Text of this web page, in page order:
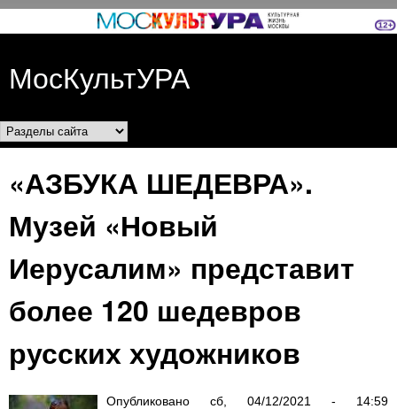
Перейти к основному
МосКультУРА
Разделы сайта
«АЗБУКА ШЕДЕВРА».
Музей «Новый
Иерусалим» представит
более 120 шедевров
русских художников
Опубликовано сб, 04/12/2021 - 14:59